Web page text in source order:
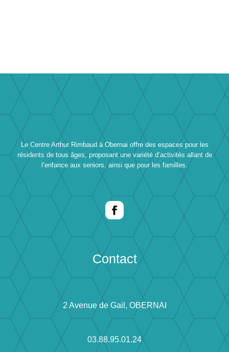
Le Centre Arthur Rimbaud à Obernai offre des espaces pour les
résidents de tous âges, proposant une variété d’activités allant de
l’enfance aux seniors, ainsi que pour les familles.
Contact
2 Avenue de Gail, OBERNAI
03.88.95.01.24